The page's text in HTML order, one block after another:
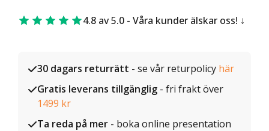
4.8 av 5.0 - Våra kunder älskar oss!
30 dagars returrätt - se vår returpolicy här
Gratis leverans tillgänglig - fri frakt över
1499 kr
Ta reda på mer - boka online presentation